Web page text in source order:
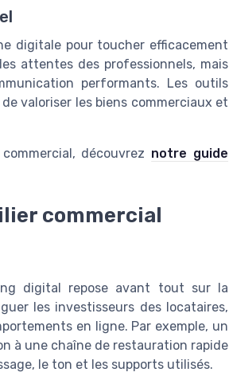
digitale pour toucher efficacement
attentes des professionnels, mais
performants. Les outils
valoriser les biens commerciaux et
découvrez notre guide
commercial
digital repose avant tout sur la
les investisseurs des locataires,
en ligne. Par exemple, un
à une chaîne de restauration rapide
le ton et les supports utilisés.